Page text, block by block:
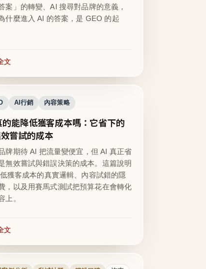
答案」的轉變、AI 搜尋對品牌的意義，
什麼進入 AI 的答案，是 GEO 的起
文
AI行銷 內容策略
的能降低獲客成本嗎：它省下的
嘗試的成本
牌期待 AI 把流量變便宜，但 AI 真正省
無效嘗試與錯誤決策的成本。這篇說明
獲客成本的真實邏輯、內容試錯的隱
，以及用賽馬式測試把預算花在會轉化
上。
文